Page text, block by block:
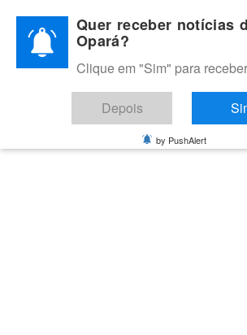
content
BLOG
Melhores notícias de Juazeiro, Petrolina
Francisco
Quer receber notícias
Opará?
Clique em "Sim" para
Depois
by PushAlert